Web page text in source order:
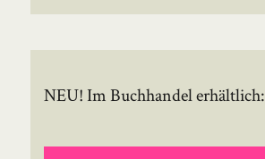
NEU! Im Buchhandel erhältlich: